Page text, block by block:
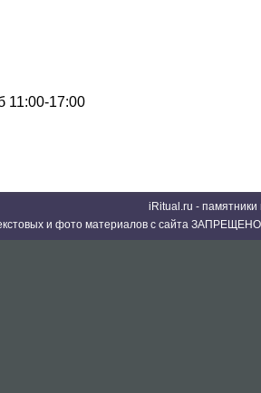
11:00-17:00
iRitual.ru -
и фото материалов с сайта